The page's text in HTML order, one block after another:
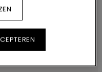
met
ontwikkeld voor
voor intensief